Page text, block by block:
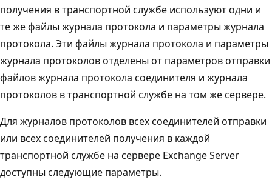
получения в транспортной службе используют одни и
те же файлы журнала протокола и параметры журнала
протокола. Эти файлы журнала протокола и параметры
журнала протоколов отделены от параметров отправки
файлов журнала протокола соединителя и журнала
протоколов в транспортной службе на том же сервере.
Для журналов протоколов всех соединителей отправки
или всех соединителей получения в каждой
транспортной службе на сервере Exchange Server
доступны следующие параметры.